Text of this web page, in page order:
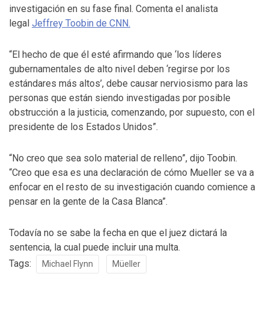
investigación en su fase final. Comenta el analista
legal Jeffrey Toobin de CNN.
“El hecho de que él esté afirmando que ‘los líderes
gubernamentales de alto nivel deben ‘regirse por los
estándares más altos’, debe causar nerviosismo para las
personas que están siendo investigadas por posible
obstrucción a la justicia, comenzando, por supuesto, con el
presidente de los Estados Unidos”.
“No creo que sea solo material de relleno”, dijo Toobin.
“Creo que esa es una declaración de cómo Mueller se va a
enfocar en el resto de su investigación cuando comience a
pensar en la gente de la Casa Blanca”.
Todavía no se sabe la fecha en que el juez dictará la
sentencia, la cual puede incluir una multa.
Tags:
Michael Flynn Müeller